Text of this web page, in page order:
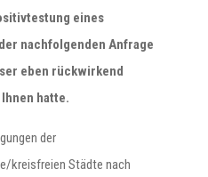
eines
nachfolgenden Anfrage
eben rückwirkend
hatte.
der
kreisfreien Städte nach